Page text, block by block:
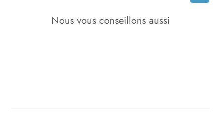
Nous vous conseillons aussi